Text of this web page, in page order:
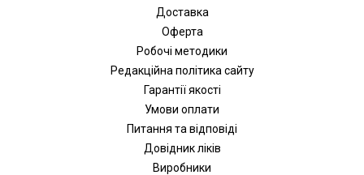
Доставка
Оферта
Робочі методики
Редакційна політика сайту
Гарантії якості
Умови оплати
Питання та відповіді
Довідник ліків
Виробники